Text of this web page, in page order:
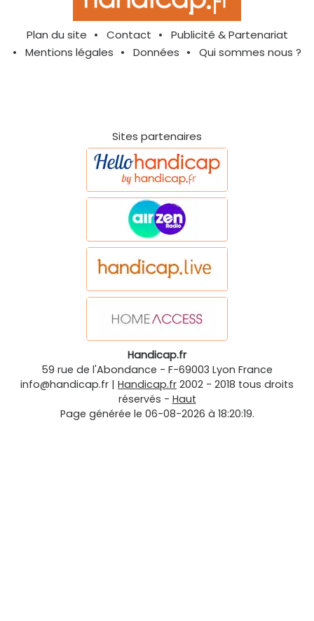
Plan du site Contact
Publicité & Partenariat
Mentions légales
Données Qui sommes nous ?
Sites partenaires
Handicap.fr
59 rue de l'Abondance - F-69003 Lyon France
info@handicap.fr | Handicap.fr 2002 - 2018 tous droits
réservés - Haut
Page générée le 06-08-2026 à 18:20:19.